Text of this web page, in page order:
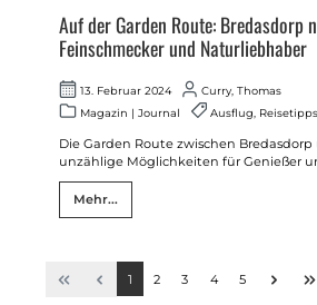
Auf der Garden Route: Bredasdorp
Feinschmecker und Naturliebhaber
13. Februar 2024
Curry, Thomas
Magazin | Journal Ausflug Reisetipps
Die Garden Route zwischen
unzählige Möglichkeiten für Genießer
Mehr...
1 2 3 4 5